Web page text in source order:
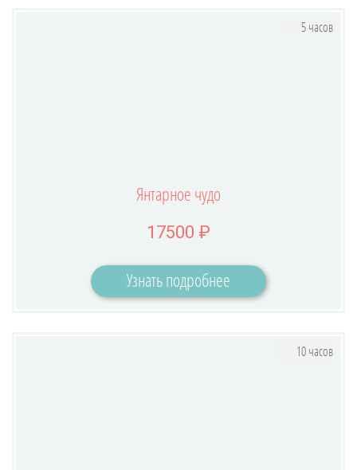
5 часов
Янтарное чудо
17500 ₽
Узнать подробнее
10 часов